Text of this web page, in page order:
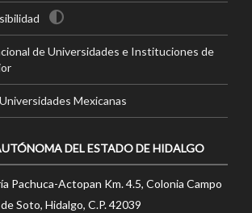
de Universidades e Instituciones de
Mexicanas
DEL ESTADO DE HIDALGO
Pachuca-Actopan Km. 4.5, Colonia Campo
Soto, Hidalgo, C.P. 42039